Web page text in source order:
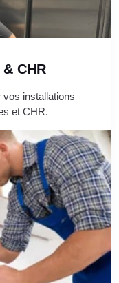
CHR
installations
et CHR.